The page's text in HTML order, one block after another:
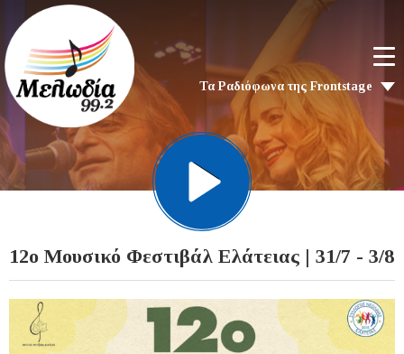
Τα Ραδιόφωνα της Frontstage
12ο Μουσικό Φεστιβάλ Ελάτειας | 31/7 - 3/8